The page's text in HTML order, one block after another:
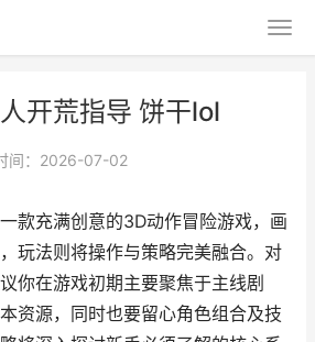
开荒指导 饼干lol
间：2026-07-02
款充满创意的3D动作冒险游戏，画
玩法则将操作与策略完美融合。对
你在游戏初期主要聚焦于主线剧
资源，同时也要留心角色组合及技